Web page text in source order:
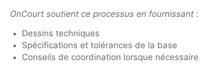
OnCourt soutient ce processus en fournissant :
Dessins techniques
Spécifications et tolérances de la base
Conseils de coordination lorsque nécessaire